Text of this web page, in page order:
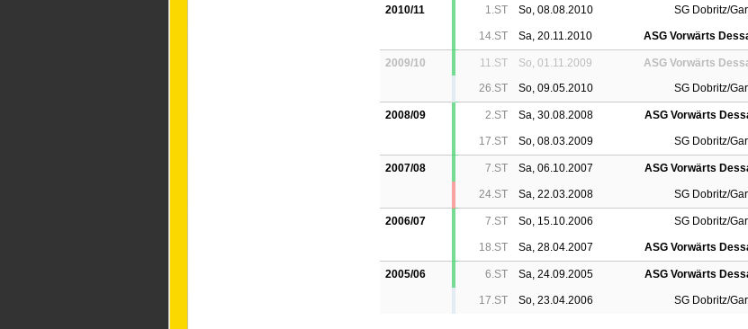
2010/11 1.ST So, 08.08.2010 SG Dobritz/
14.ST Sa, 20.11.2010 ASG Vorwärts
2009/10 11.ST So, 01.11.2009 ASG Vorwärts
26.ST
So, 09.05.2010 SG Dobritz/
2008/09 2.ST Sa, 30.08.2008 ASG Vorwärts
17.ST So, 08.03.2009 SG Dobritz/
2007/08 7.ST Sa, 06.10.2007 ASG Vorwärts
24.ST Sa, 22.03.2008 SG Dobritz/
2006/07 7.ST So, 15.10.2006 SG Dobritz/
18.ST Sa, 28.04.2007 ASG Vorwärts
2005/06 6.ST Sa, 24.09.2005 ASG Vorwärts
17.ST So, 23.04.2006 SG Dobritz/